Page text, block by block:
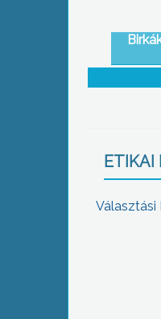
ETIKAI
Választási